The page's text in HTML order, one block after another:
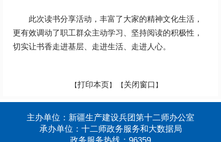
此次读书分享活动，丰富了大家的精神文化生活，
更有效调动了职工群众主动学习、坚持阅读的积极性，
切实让书香走进基层、走进生活、走进人心。
【打印本页】 【关闭窗口 】
主办单位：新疆生产建设兵团第十二师办公室
承办单位：十二师政务服务和大数据局